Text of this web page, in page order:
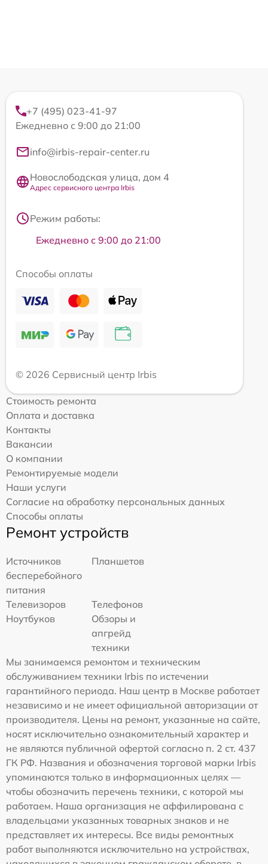
+7 (495) 023-41-97
Ежедневно с 9:00 до 21:00
info@irbis-repair-center.ru
Новослободская улица, дом 4
Адрес сервисного центра Irbis
Режим работы:
Ежедневно с 9:00 до 21:00
Способы оплаты
© 2026 Сервисный центр Irbis
Стоимость ремонта
Оплата и доставка
Контакты
Вакансии
О компании
Ремонтируемые модели
Наши услуги
Согласие на обработку персональных данных
Способы оплаты
Ремонт устройств
Источников
бесперебойного
питания
Планшетов
Телевизоров
Телефонов
Ноутбуков
Обзоры и
апгрейд
техники
Мы занимаемся ремонтом и техническим
обслуживанием техники Irbis по истечении
гарантийного периода. Наш центр в Москве работает
независимо и не имеет официальной авторизации от
производителя. Цены на ремонт, указанные на сайте,
носят исключительно ознакомительный характер и
не являются публичной офертой согласно п. 2 ст. 437
ГК РФ. Названия и обозначения торговой марки Irbis
упоминаются только в информационных целях —
чтобы обозначить перечень техники, с которой мы
работаем. Наша организация не аффилирована с
владельцами указанных товарных знаков и не
представляет их интересы. Все виды ремонтных
работ выполняются исключительно на устройствах,